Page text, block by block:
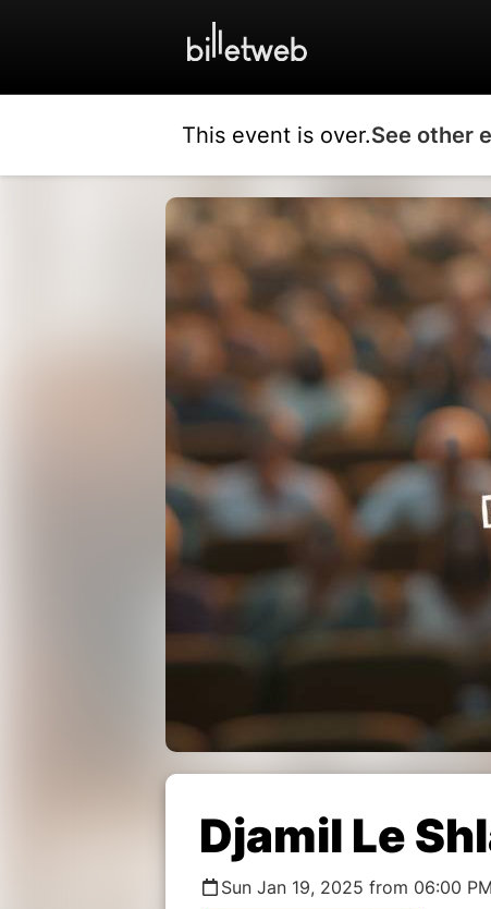
This event is over.See other
Djamil Le
Sun Jan 19, 2025 from 06:00